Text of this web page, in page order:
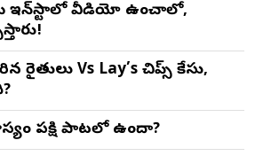
మీ ఇన్‌స్టాలో వీడియో ఉంచాలో,
రైతులు Vs Lay’s చిప్స్‌ కేసు,
పక్షి పాటలో ఉందా?